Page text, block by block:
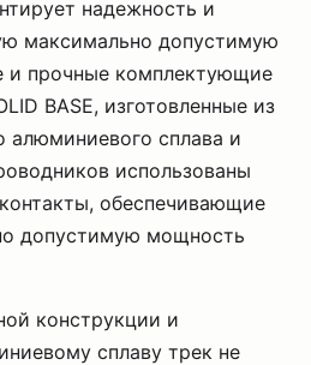
надежность и
максимально допустимую
прочные комплектующие
BASE, изготовленные из
алюминиевого сплава и
использованы
обеспечивающие
допустимую мощность
конструкции и
сплаву трек не